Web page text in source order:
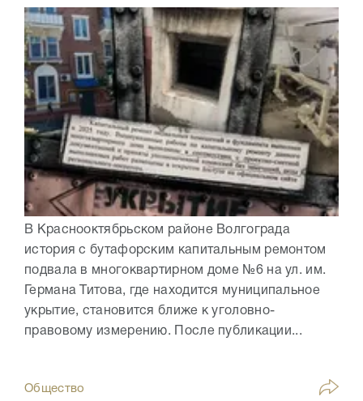
В Краснооктябрьском районе Волгограда
история с бутафорским капитальным ремонтом
подвала в многоквартирном доме №6 на ул. им.
Германа Титова, где находится муниципальное
укрытие, становится ближе к уголовно-
правовому измерению. После публикации...
Общество